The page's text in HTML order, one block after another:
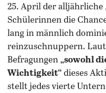
25. April der alljährliche
Schülerinnen die
lang in männlich
reinzuschnuppern.
Befragungen „sowohl
Wichtigkeit“ dieses
stellt jedes vierte